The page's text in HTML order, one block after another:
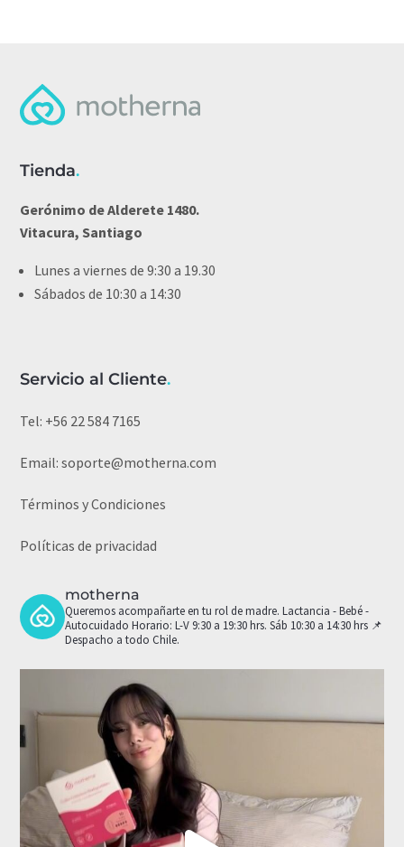
Tienda.
Gerónimo de Alderete 1480.
Vitacura, Santiago
Lunes a viernes de 9:30 a 19.30
Sábados de 10:30 a 14:30
Servicio al Cliente.
Tel: +56 22 584 7165
Email:soporte@motherna.com
Términos y Condiciones
Políticas de privacidad
motherna
Queremos acompañarte en tu rol de madre. Lactancia - Bebé -
Autocuidado Horario: L-V 9:30 a 19:30 hrs. Sáb 10:30 a 14:30 hrs 📌
Despacho a todo Chile.